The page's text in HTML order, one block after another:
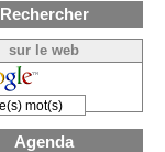
Rechercher
sur le web
Agenda